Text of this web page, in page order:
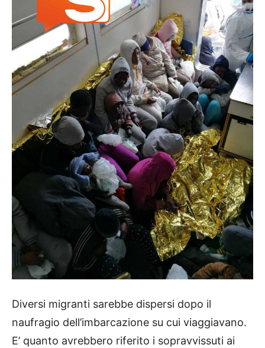
Diversi migranti sarebbe dispersi dopo il
naufragio dell’imbarcazione su cui viaggiavano.
E’ quanto avrebbero riferito i sopravvissuti ai